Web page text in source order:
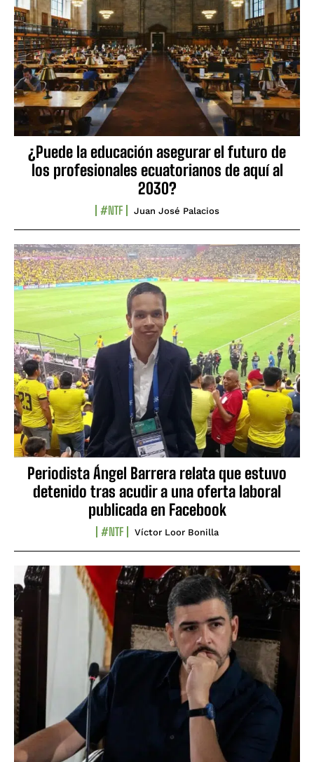
¿Puede la educación asegurar el futuro de
los profesionales ecuatorianos de aquí al
2030?
#NTF Juan José Palacios
Periodista Ángel Barrera relata que estuvo
detenido tras acudir a una oferta laboral
publicada en Facebook
#NTF Víctor Loor Bonilla